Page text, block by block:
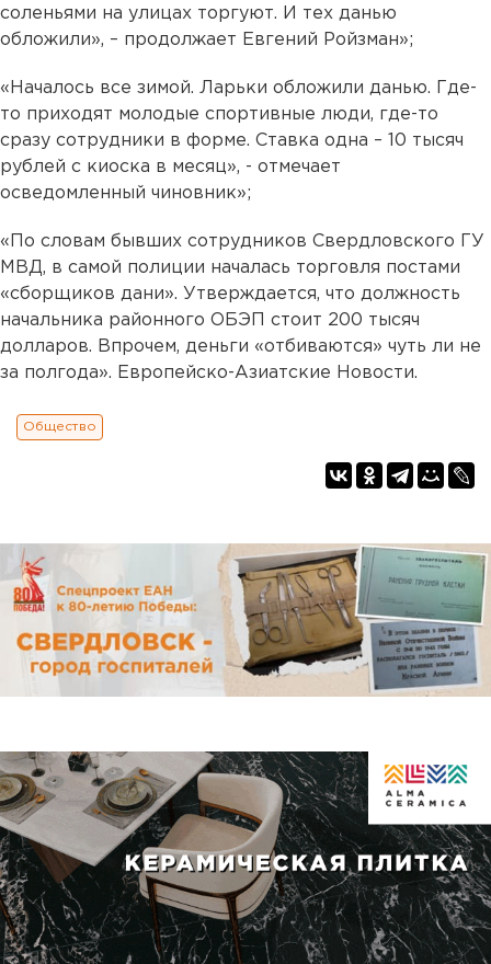
соленьями на улицах торгуют. И тех данью
обложили», – продолжает Евгений Ройзман»;
«Началось все зимой. Ларьки обложили данью. Где-
то приходят молодые спортивные люди, где-то
сразу сотрудники в форме. Ставка одна – 10 тысяч
рублей с киоска в месяц», - отмечает
осведомленный чиновник»;
«По словам бывших сотрудников Свердловского ГУ
МВД, в самой полиции началась торговля постами
«сборщиков дани». Утверждается, что должность
начальника районного ОБЭП стоит 200 тысяч
долларов. Впрочем, деньги «отбиваются» чуть ли не
за полгода». Европейско-Азиатские Новости.
Общество